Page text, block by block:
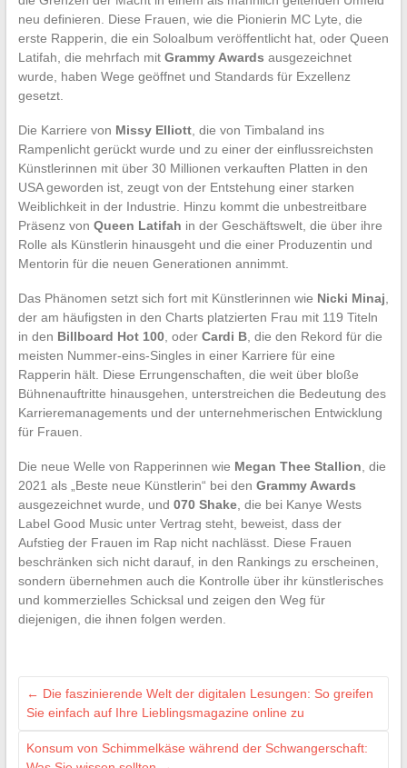
neu definieren. Diese Frauen, wie die Pionierin MC Lyte, die
erste Rapperin, die ein Soloalbum veröffentlicht hat, oder Queen
Latifah, die mehrfach mit Grammy Awards ausgezeichnet
wurde, haben Wege geöffnet und Standards für Exzellenz
gesetzt.
Die Karriere von Missy Elliott, die von Timbaland ins
Rampenlicht gerückt wurde und zu einer der einflussreichsten
Künstlerinnen mit über 30 Millionen verkauften Platten in den
USA geworden ist, zeugt von der Entstehung einer starken
Weiblichkeit in der Industrie. Hinzu kommt die unbestreitbare
Präsenz von Queen Latifah in der Geschäftswelt, die über ihre
Rolle als Künstlerin hinausgeht und die einer Produzentin und
Mentorin für die neuen Generationen annimmt.
Das Phänomen setzt sich fort mit Künstlerinnen wie Nicki Minaj
der am häufigsten in den Charts platzierten Frau mit 119 Titeln
in den Billboard Hot 100, oder Cardi B, die den Rekord für die
meisten Nummer-eins-Singles in einer Karriere für eine
Rapperin hält. Diese Errungenschaften, die weit über bloße
Bühnenauftritte hinausgehen, unterstreichen die Bedeutung des
Karrieremanagements und der unternehmerischen Entwicklung
für Frauen.
Die neue Welle von Rapperinnen wie Megan Thee Stallion , die
2021 als „Beste neue Künstlerin“ bei den Grammy Awards
ausgezeichnet wurde, und 070 Shake, die bei Kanye Wests
Label Good Music unter Vertrag steht, beweist, dass der
Aufstieg der Frauen im Rap nicht nachlässt. Diese Frauen
beschränken sich nicht darauf, in den Rankings zu erscheinen,
sondern übernehmen auch die Kontrolle über ihr künstlerisches
und kommerzielles Schicksal und zeigen den Weg für
diejenigen, die ihnen folgen werden.
← Die faszinierende Welt der digitalen Lesungen: So greifen
Sie einfach auf Ihre Lieblingsmagazine online zu
Konsum von Schimmelkäse während der Schwangerschaft: